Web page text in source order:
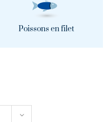
Poissons en filet